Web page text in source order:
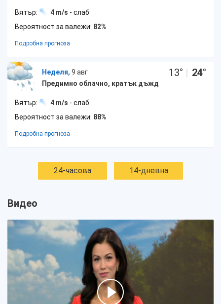
Вятър: 4 m/s - слаб
Вероятност за валежи: 82%
Подробна прогноза
Неделя, 9 авг
Предимно облачно, кратък дъжд
13° | 24°
Вятър: 4 m/s - слаб
Вероятност за валежи: 88%
Подробна прогноза
24-часова 14-дневна
Видео